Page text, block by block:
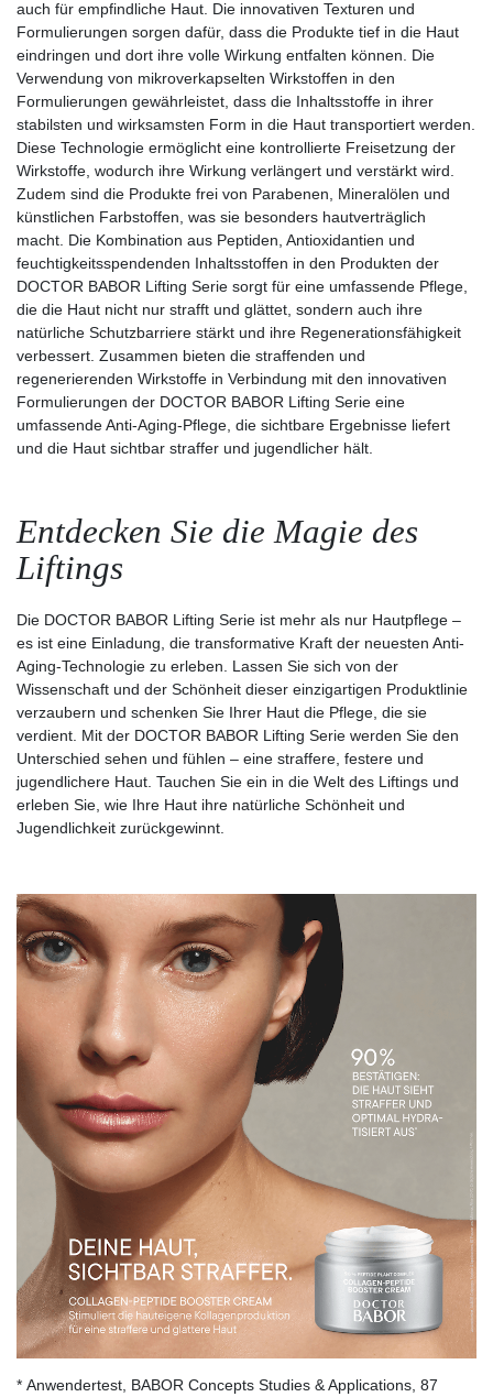
auch für empfindliche Haut. Die innovativen Texturen und
Formulierungen sorgen dafür, dass die Produkte tief in die Haut
eindringen und dort ihre volle Wirkung entfalten können. Die
Verwendung von mikroverkapselten Wirkstoffen in den
Formulierungen gewährleistet, dass die Inhaltsstoffe in ihrer
stabilsten und wirksamsten Form in die Haut transportiert werden.
Diese Technologie ermöglicht eine kontrollierte Freisetzung der
Wirkstoffe, wodurch ihre Wirkung verlängert und verstärkt wird.
Zudem sind die Produkte frei von Parabenen, Mineralölen und
künstlichen Farbstoffen, was sie besonders hautverträglich
macht. Die Kombination aus Peptiden, Antioxidantien und
feuchtigkeitsspendenden Inhaltsstoffen in den Produkten der
DOCTOR BABOR Lifting Serie sorgt für eine umfassende Pflege,
die die Haut nicht nur strafft und glättet, sondern auch ihre
natürliche Schutzbarriere stärkt und ihre Regenerationsfähigkeit
verbessert. Zusammen bieten die straffenden und
regenerierenden Wirkstoffe in Verbindung mit den innovativen
Formulierungen der DOCTOR BABOR Lifting Serie eine
umfassende Anti-Aging-Pflege, die sichtbare Ergebnisse liefert
und die Haut sichtbar straffer und jugendlicher hält.
Entdecken Sie die Magie des
Liftings
Die DOCTOR BABOR Lifting Serie ist mehr als nur Hautpflege –
es ist eine Einladung, die transformative Kraft der neuesten Anti-
Aging-Technologie zu erleben. Lassen Sie sich von der
Wissenschaft und der Schönheit dieser einzigartigen Produktlinie
verzaubern und schenken Sie Ihrer Haut die Pflege, die sie
verdient. Mit der DOCTOR BABOR Lifting Serie werden Sie den
Unterschied sehen und fühlen – eine straffere, festere und
jugendlichere Haut. Tauchen Sie ein in die Welt des Liftings und
erleben Sie, wie Ihre Haut ihre natürliche Schönheit und
Jugendlichkeit zurückgewinnt.
* Anwendertest, BABOR Concepts Studies & Applications, 87